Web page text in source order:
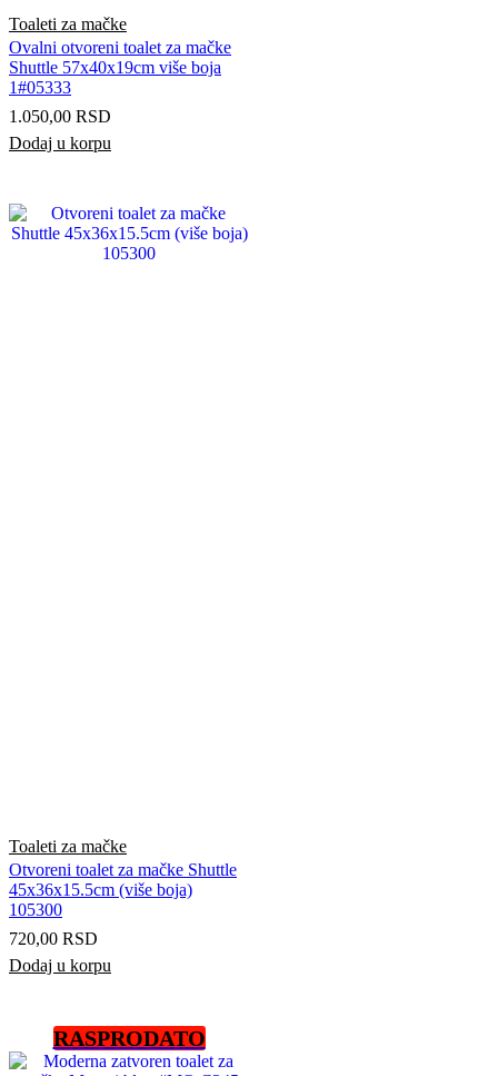
Toaleti za mačke
Ovalni otvoreni toalet za mačke
Shuttle 57x40x19cm više boja
1#05333
1.050,00 RSD
Dodaj u korpu
Toaleti za mačke
Otvoreni toalet za mačke Shuttle
45x36x15.5cm (više boja)
105300
720,00 RSD
Dodaj u korpu
RASPRODATO